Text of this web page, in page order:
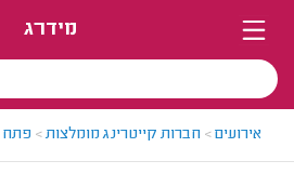
מידרג
אירועים> חברות קייטרינג מומלצות> פתח